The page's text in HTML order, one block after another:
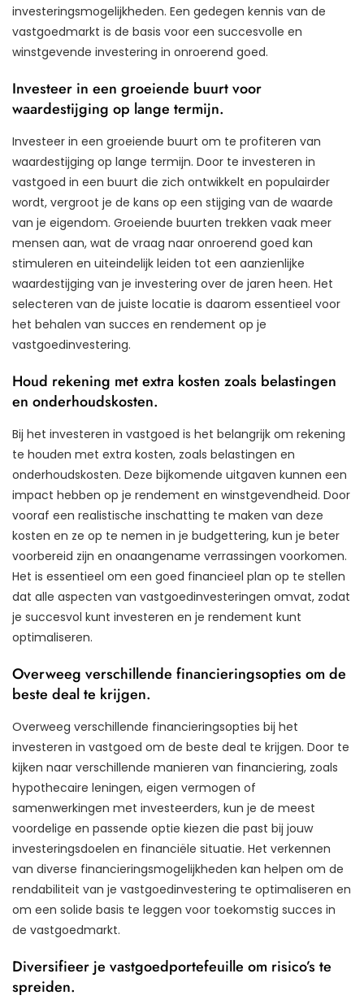
investeringsmogelijkheden. Een gedegen kennis van de
vastgoedmarkt is de basis voor een succesvolle en
winstgevende investering in onroerend goed.
Investeer in een groeiende buurt voor
waardestijging op lange termijn.
Investeer in een groeiende buurt om te profiteren van
waardestijging op lange termijn. Door te investeren in
vastgoed in een buurt die zich ontwikkelt en populairder
wordt, vergroot je de kans op een stijging van de waarde
van je eigendom. Groeiende buurten trekken vaak meer
mensen aan, wat de vraag naar onroerend goed kan
stimuleren en uiteindelijk leiden tot een aanzienlijke
waardestijging van je investering over de jaren heen. Het
selecteren van de juiste locatie is daarom essentieel voor
het behalen van succes en rendement op je
vastgoedinvestering.
Houd rekening met extra kosten zoals belastingen
en onderhoudskosten.
Bij het investeren in vastgoed is het belangrijk om rekening
te houden met extra kosten, zoals belastingen en
onderhoudskosten. Deze bijkomende uitgaven kunnen een
impact hebben op je rendement en winstgevendheid. Door
vooraf een realistische inschatting te maken van deze
kosten en ze op te nemen in je budgettering, kun je beter
voorbereid zijn en onaangename verrassingen voorkomen.
Het is essentieel om een goed financieel plan op te stellen
dat alle aspecten van vastgoedinvesteringen omvat, zodat
je succesvol kunt investeren en je rendement kunt
optimaliseren.
Overweeg verschillende financieringsopties om de
beste deal te krijgen.
Overweeg verschillende financieringsopties bij het
investeren in vastgoed om de beste deal te krijgen. Door te
kijken naar verschillende manieren van financiering, zoals
hypothecaire leningen, eigen vermogen of
samenwerkingen met investeerders, kun je de meest
voordelige en passende optie kiezen die past bij jouw
investeringsdoelen en financiële situatie. Het verkennen
van diverse financieringsmogelijkheden kan helpen om de
rendabiliteit van je vastgoedinvestering te optimaliseren en
om een solide basis te leggen voor toekomstig succes in
de vastgoedmarkt.
Diversifieer je vastgoedportefeuille om risico’s te
spreiden.